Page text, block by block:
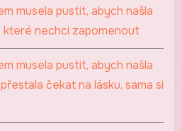
musela pustit, abych našla
které nechci zapomenout
musela pustit, abych našla
čekat na lásku, sama si